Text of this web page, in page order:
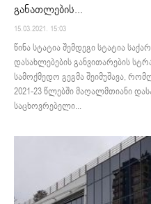
განათლების...
15.03.2021. 15:03
წინა სტატია შემდეგი სტატია
დასახლებების განვითარების
სამოქმედო გეგმა შეიმუშავა,
2021-23 წლებში მაღალმთიანი
საცხოვრებელი...